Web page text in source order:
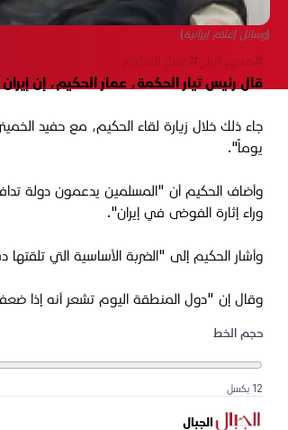
(وسائل إعلام إيرانية)
#محور إيران#عمار الحكيم
قال رئيس تيار الحكمة، عمار الحكيم، إن
جاء ذلك خلال زيارة لقاء الحكيم، مع حفيد
يوماً".
وأضاف الحكيم أن "المسلمین يدعمون دولة
وراء إثارة الفوضى في إيران".
وأشار الحكيم إلى "الضربة الأساسية التي
وقال إن "دول المنطقة اليوم تشعر أنه إذا
حجم الخط
12 بكسل
الجبال